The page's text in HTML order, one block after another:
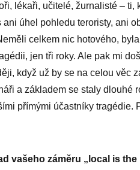
lékaři, učitelé, žurnalisté – ti,
ani úhel pohledu teroristy, ani
celkem nic hotového,
jen tři roky. Ale pak mi
když už by se na celou věc
a základem se staly dlouhé
přímými účastníky tragédie.
vašeho záměru „local is